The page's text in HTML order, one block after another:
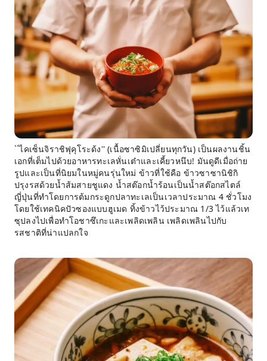
``ไคเซ็นจิราชิฟุคุโระด้ง'' (เนื้อซาซิมิเปลี่ยนทุกวัน) เป็นผลงานชิ้น
เอกที่เต็มไปด้วยอาหารทะเลหั่นเต๋าและเคี้ยวหนึบ! มันดูดีเมื่อถ่าย
รูปและเป็นที่นิยมในหมู่คนรุ่นใหม่ ข้าวที่ใช้คือ ข้าวซาซานิชิกิ
ปรุงรสด้วยน้ำส้มสายชูแดง น้ำสต๊อกน้ำร้อนเป็นน้ำสต๊อกสไตล์
ญี่ปุ่นที่ทำโดยการต้มกระดูกปลาทะเลเป็นเวลาประมาณ 4 ชั่วโมง
โดยใช้เทคนิคปัวซองแบบฮูเมด ทิ้งข้าวไว้ประมาณ 1/3 ไว้แล้วเท
ซุปลงไปเพื่อทำโอชาซึเกะและเพลิดเพลิน เพลิดเพลินไปกับ
รสชาติที่น่าแปลกใจ